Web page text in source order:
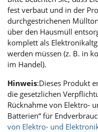
fest verbaut und in der
durchgestrichenen
über den Hausmüll
komplett als
werden müssen (z. B. in
im Handel).
Hinweis:Dieses Produkt
die gesetzlichen
Rücknahme von Elektro-
Batterien“ für
von Elektro- und